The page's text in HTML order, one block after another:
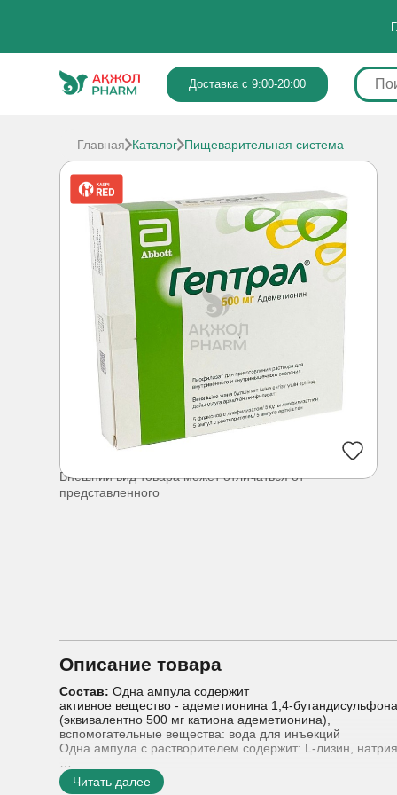
Доставка с 9:00-20:00
Главная Каталог Пищеварительная система
Внешний вид товара может отличаться от
представленного
Описание товара
Состав: Одна ампула содержит
активное вещество - адеметионина 1,4-
(эквивалентно 500 мг катиона адеметионина),
вспомогательные вещества: вода для инъекций
Одна ампула с растворителем содержит: L-лизин,
Показания к применению:
- внутрипеченочный холестаз при беременност
Читать далее